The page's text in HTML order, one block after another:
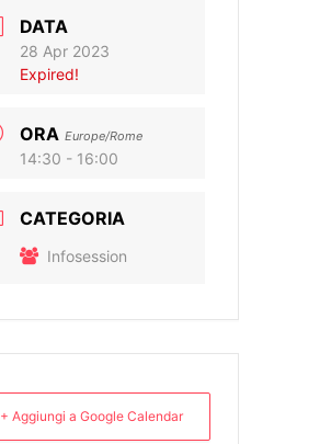
DATA
28 Apr 2023
Expired!
ORA Europe/Rome
14:30 - 16:00
CATEGORIA
Infosession
+ Aggiungi a Google Calendar